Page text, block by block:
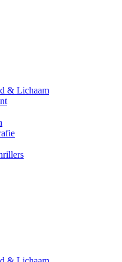
& Lichaam